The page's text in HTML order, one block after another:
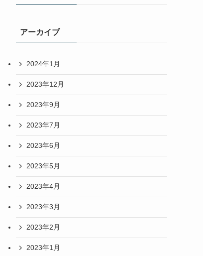
アーカイブ
2024年1月
2023年12月
2023年9月
2023年7月
2023年6月
2023年5月
2023年4月
2023年3月
2023年2月
2023年1月